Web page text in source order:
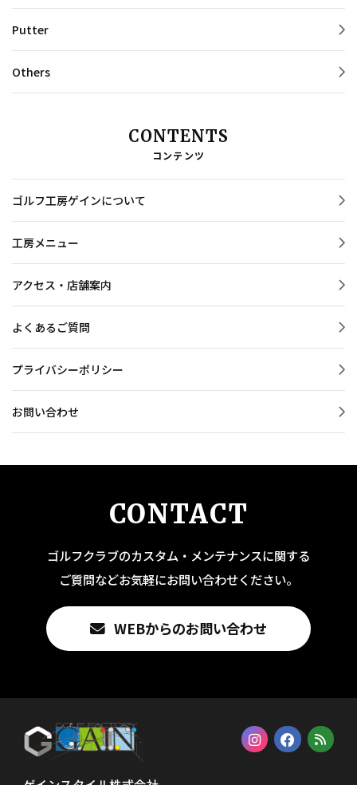
Putter
Others
CONTENTS
コンテンツ
ゴルフ工房ゲインについて
工房メニュー
アクセス・店舗案内
よくあるご質問
プライバシーポリシー
お問い合わせ
CONTACT
ゴルフクラブのカスタム・メンテナンスに関する
ご質問などお気軽にお問い合わせください。
WEBからのお問い合わせ